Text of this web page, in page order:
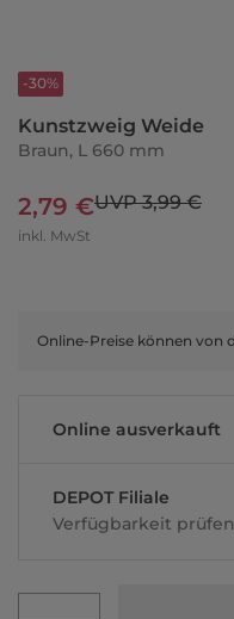
-30%
Kunstzweig Weide
Braun, L 660 mm
2,79 €UVP 3,99 €
inkl. MwSt
Online ausverkauft
DEPOT Filiale
Verfügbarkeit prüfen